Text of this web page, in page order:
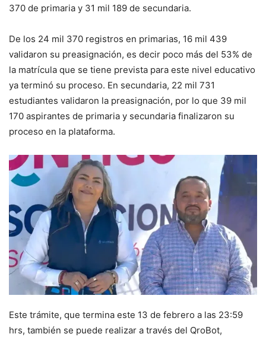
370 de primaria y 31 mil 189 de secundaria.
De los 24 mil 370 registros en primarias, 16 mil 439
validaron su preasignación, es decir poco más del 53% de
la matrícula que se tiene prevista para este nivel educativo
ya terminó su proceso. En secundaria, 22 mil 731
estudiantes validaron la preasignación, por lo que 39 mil
170 aspirantes de primaria y secundaria finalizaron su
proceso en la plataforma.
Este trámite, que termina este 13 de febrero a las 23:59
hrs, también se puede realizar a través del QroBot,